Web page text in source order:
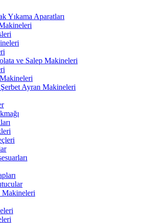
Yıkama Aparatları
ve Salep Makineleri
Ayran Makineleri
Makineleri